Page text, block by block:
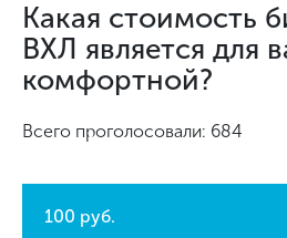
Какая стоимость
ВХЛ является для
комфортной?
Всего проголосовали: 684
100 руб.